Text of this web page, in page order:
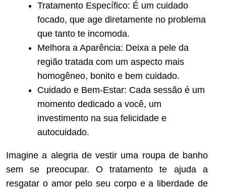
Tratamento Específico: É um cuidado
focado, que age diretamente no problema
que tanto te incomoda.
Melhora a Aparência: Deixa a pele da
região tratada com um aspecto mais
homogêneo, bonito e bem cuidado.
Cuidado e Bem-Estar: Cada sessão é um
momento dedicado a você, um
investimento na sua felicidade e
autocuidado.
Imagine a alegria de vestir uma roupa de banho
sem se preocupar. O tratamento te ajuda a
resgatar o amor pelo seu corpo e a liberdade de